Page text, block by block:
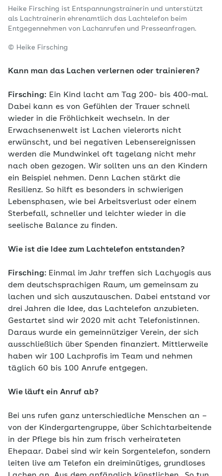
Heike Firsching ist Entspannungstrainerin und unterstützt
als Lachtrainerin ehrenamtlich das Lachtelefon beim
Entgegennehmen von Lachanrufen und Presseanfragen.
© Heike Firsching
Kann man das Lachen verlernen oder trainieren?
Firsching: Ein Kind lacht am Tag 200- bis 400-mal.
Dabei kann es von Gefühlen der Trauer schnell
wieder in die Fröhlichkeit wechseln. In der
Erwachsenenwelt ist Lachen vielerorts nicht
erwünscht, und bei negativen Lebensereignissen
werden die Mundwinkel oft tagelang nicht mehr
nach oben gezogen. Wir sollten uns an den Kindern
ein Beispiel nehmen. Denn Lachen stärkt die
Resilienz. So hilft es besonders in schwierigen
Lebensphasen, wie bei Arbeitsverlust oder einem
Sterbefall, schneller und leichter wieder in die
seelische Balance zu finden.
Wie ist die Idee zum Lachtelefon entstanden?
Firsching: Einmal im Jahr treffen sich Lachyogis aus
dem deutschsprachigen Raum, um gemeinsam zu
lachen und sich auszutauschen. Dabei entstand vor
drei Jahren die Idee, das Lachtelefon anzubieten.
Gestartet sind wir 2020 mit acht Telefonistinnen.
Daraus wurde ein gemeinnütziger Verein, der sich
ausschließlich über Spenden finanziert. Mittlerweile
haben wir 100 Lachprofis im Team und nehmen
täglich 60 bis 100 Anrufe entgegen.
Wie läuft ein Anruf ab?
Bei uns rufen ganz unterschiedliche Menschen an –
von der Kindergartengruppe, über Schichtarbeitende
in der Pflege bis hin zum frisch verheirateten
Ehepaar. Dabei sind wir kein Sorgentelefon, sondern
leiten live am Telefon ein dreiminütiges, grundloses